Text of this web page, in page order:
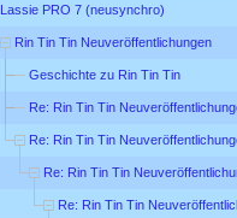
Lassie PRO 7 (neusynchro)
Rin Tin Tin Neuveröffentlichungen
Geschichte zu Rin Tin Tin
Re: Rin Tin Tin
Re: Rin Tin Tin
Re: Rin Tin Tin
Re: Rin Tin Tin